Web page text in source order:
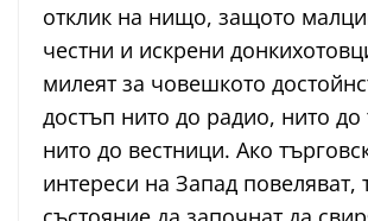
отклик на нищо, защото
честни и искрени
милеят за човешкото
достъп нито до радио, нито до
нито до вестници. Ако
интереси на Запад повеляват,